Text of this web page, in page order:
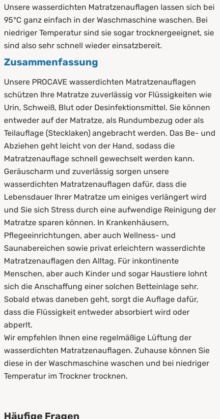
Unsere wasserdichten Matratzenauflagen lassen sich bei
95°C ganz einfach in der Waschmaschine waschen. Bei
niedriger Temperatur sind sie sogar trocknergeeignet, sie
sind also sehr schnell wieder einsatzbereit.
Zusammenfassung
Unsere PROCAVE wasserdichten Matratzenauflagen
schützen Ihre Matratze zuverlässig vor Flüssigkeiten wie
Urin, Schweiß, Blut oder Desinfektionsmittel. Sie können
entweder auf der Matratze, als Rundumbezug oder als
Teilauflage (Stecklaken) angebracht werden. Das Be- und
Abziehen geht leicht von der Hand, sodass die
Matratzenauflage schnell gewechselt werden kann.
Geräuscharm und zuverlässig sorgen unsere
wasserdichten Matratzenauflagen dafür, dass die
Lebensdauer Ihrer Matratze um einiges verlängert wird
und Sie sich Stress durch eine aufwendige Reinigung der
Matratze sparen können. In Krankenhäusern,
Pflegeeinrichtungen, aber auch Wellness- und
Saunabereichen sowie privat erleichtern wasserdichte
Matratzenauflagen den Alltag. Für inkontinente
Menschen, aber auch Kinder und sogar Haustiere lohnt
sich die Anschaffung einer solchen Betteinlage sehr.
Sobald etwas daneben geht, sorgt die Auflage dafür,
dass die Flüssigkeit entweder absorbiert wird oder
abperlt.
Wir empfehlen Ihnen eine regelmäßige Lüftung der
wasserdichten Matratzenauflagen. Zuhause können Sie
diese in der Waschmaschine waschen und bei niedriger
Temperatur im Trockner trocknen.
Häufige Fragen